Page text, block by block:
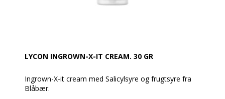
LYCON INGROWN-X-IT CREAM. 30 GR
Ingrown-X-it cream med Salicylsyre og frugtsyre fra
Blåbær.